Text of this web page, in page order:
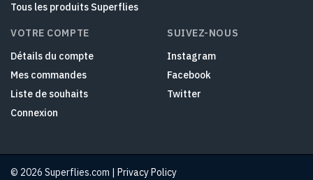
Tous les produits Superflies
VOTRE COMPTE
Détails du compte
Mes commandes
Liste de souhaits
Connexion
SUIVEZ-NOUS
Instagram
Facebook
Twitter
© 2026 Superflies.com | Privacy Policy